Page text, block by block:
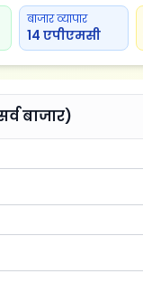
बाजार व्यापार
14 एपीएमसी
बाजार)